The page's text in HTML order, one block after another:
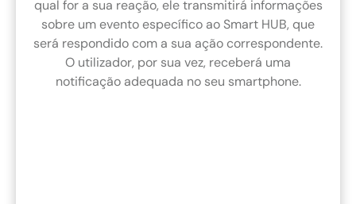
qual for a sua reação, ele transmitirá informações
sobre um evento específico ao Smart HUB, que
será respondido com a sua ação correspondente.
O utilizador, por sua vez, receberá uma
notificação adequada no seu smartphone.